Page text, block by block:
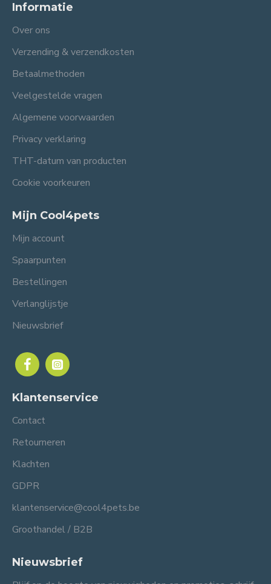
Informatie
Over ons
Verzending & verzendkosten
Betaalmethoden
Veelgestelde vragen
Algemene voorwaarden
Privacy verklaring
THT-datum van producten
Cookie voorkeuren
Mijn Cool4pets
Mijn account
Spaarpunten
Bestellingen
Verlanglijstje
Nieuwsbrief
Klantenservice
Contact
Retourneren
Klachten
GDPR
klantenservice@cool4pets.be
Groothandel / B2B
Nieuwsbrief